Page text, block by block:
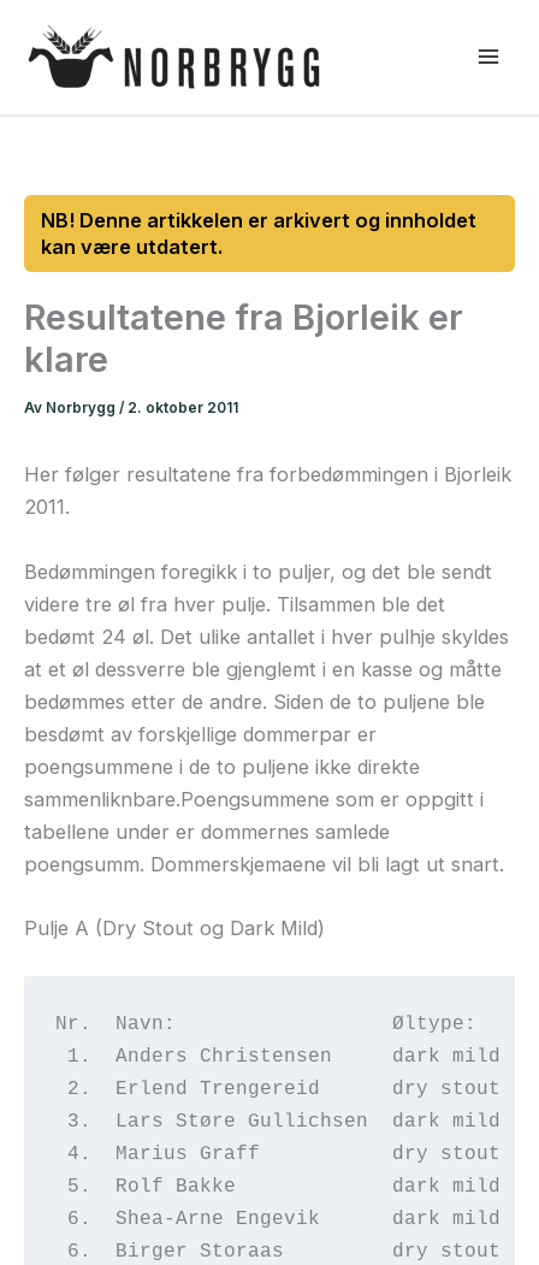
rett
Resultatene fra Bjorleik er
klare
Av Norbrygg / 2. oktober 2011
Her følger resultatene fra forbedømmingen i Bjorleik
2011.
Bedømmingen foregikk i to puljer, og det ble sendt
videre tre øl fra hver pulje. Tilsammen ble det
bedømt 24 øl. Det ulike antallet i hver pulhje skyldes
at et øl dessverre ble gjenglemt i en kasse og måtte
bedømmes etter de andre. Siden de to puljene ble
besdømt av forskjellige dommerpar er
poengsummene i de to puljene ikke direkte
sammenliknbare.Poengsummene som er oppgitt i
tabellene under er dommernes samlede
poengsumm. Dommerskjemaene vil bli lagt ut snart.
Pulje A (Dry Stout og Dark Mild)
Nr.  Navn:                  Øltype:
1.  Anders Christensen     dark mild
2.  Erlend Trengereid      dry stout  81
3.  Lars Støre Gullichsen  dark mild  80
4.  Marius Graff           dry stout
5.  Rolf Bakke             dark mild
6.  Shea-Arne Engevik      dark mild
6.  Birger Storaas         dry stout